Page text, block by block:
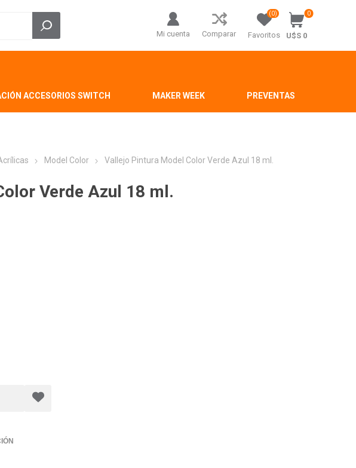
Mi cuenta Comparar Favoritos
(0) 0
U$S 0
ACCESORIOS SWITCH MAKER WEEK PREVENTAS
Model Color Vallejo Pintura Model Color Verde Azul 18 ml.
Verde Azul 18 ml.